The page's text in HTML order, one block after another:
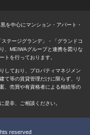
を中心にマンション・アパート・
テージグランデ」・「グランドコ
、MEIWAグループと連携を図りな
トを行っております。
しており、プロパティマネジメン
て等の賃貸管理だけに限らず、リ
、売買や有資格者による相続等の
是非、ご相談ください。
reserved